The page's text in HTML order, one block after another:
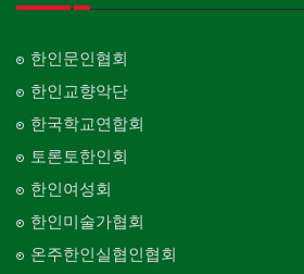
현금인출기
ATM
Art Gallery/Framing
행사/이벤트
Event
인벤토리
Organization-Sports
단체-음악/미술
Organization-Music/Art
Organization-Buddhist
Organization-Christianity
교회-장로교회
Church-Presbyterian
한인문인협회
한인교향악단
한국학교연합회
토론토한인회
한인여성회
한인미술가협회
온주한인실협인협회